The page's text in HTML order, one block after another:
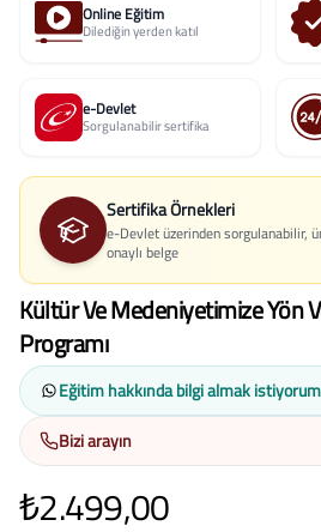
Online Eğitim
Dilediğin yerden katıl
e-Devlet
Sorgulanabilir sertifika
Sertifika Örnekleri
e-Devlet üzerinden sorgulanabilir,
onaylı belge
Kültür Ve Medeniyetimize Yön
Programı
Eğitim hakkında bilgi almak istiyorum
Bizi arayın
₺2.499,00